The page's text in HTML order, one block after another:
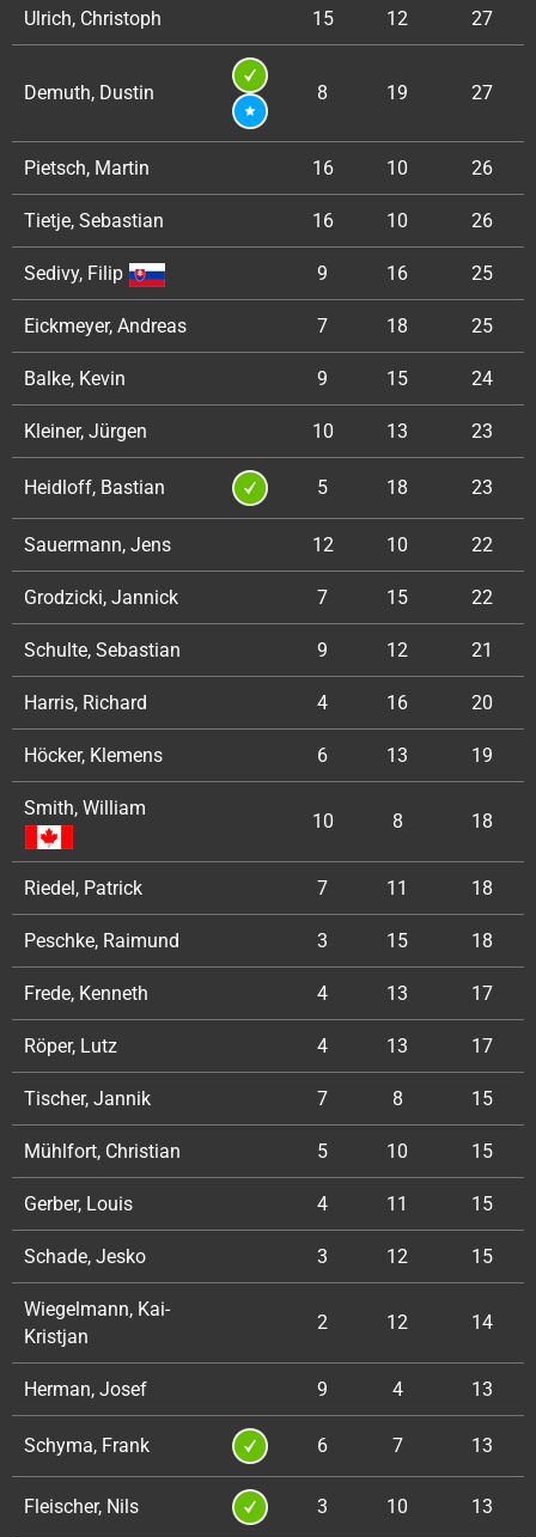
Ulrich, Christoph 15 12 27
Demuth, Dustin 8 19 27
Pietsch, Martin 16 10 26
Tietje, Sebastian 16 10 26
Sedivy, Filip 9 16 25
Eickmeyer, Andreas 7 18 25
Balke, Kevin 9 15 24
Kleiner, Jürgen 10 13 23
Heidloff, Bastian 5 18 23
Sauermann, Jens 12 10 22
Grodzicki, Jannick 7 15 22
Schulte, Sebastian 9 12 21
Harris, Richard 4 16 20
Höcker, Klemens 6 13 19
Smith, William
10 8 18
Riedel, Patrick 7 11 18
Peschke, Raimund 3 15 18
Frede, Kenneth 4 13 17
Röper, Lutz 4 13 17
Tischer, Jannik 7 8 15
Mühlfort, Christian 5 10 15
Gerber, Louis 4 11 15
Schade, Jesko 3 12 15
Wiegelmann, Kai-
Kristjan
2 12 14
Herman, Josef 9 4 13
Schyma, Frank 6 7 13
Fleischer, Nils 3 10 13